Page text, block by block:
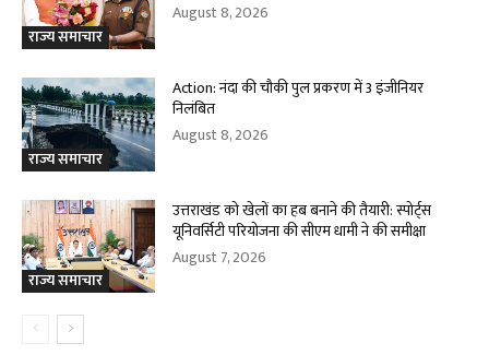
राज्य समाचार
August 8, 2026
राज्य समाचार
Action: नंदा की चौकी पुल प्रकरण में 3 इंजीनियर
निलंबित
August 8, 2026
राज्य समाचार
उत्तराखंड को खेलों का हब बनाने की तैयारी: स्पोर्ट्स
यूनिवर्सिटी परियोजना की सीएम धामी ने की समीक्षा
August 7, 2026